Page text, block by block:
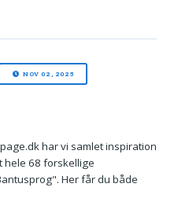
NOV 02, 2025
har vi samlet inspiration
hele 68 forskellige
Her får du både